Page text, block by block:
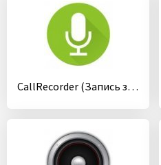
CallRecorder (Запись звонков)